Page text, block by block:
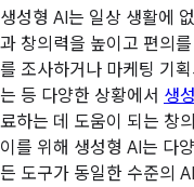
생성형 AI는 일상 생활에
과 창의력을 높이고 편의
를 조사하거나 마케팅 기
는 등 다양한 상황에서 생
료하는 데 도움이 되는 창
이를 위해 생성형 AI는 다
든 도구가 동일한 수준의